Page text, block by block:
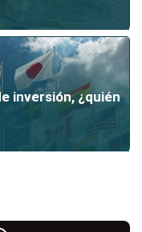
inversión, ¿quién